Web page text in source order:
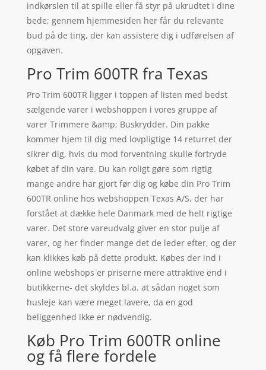
indkørslen til at spille eller få styr på ukrudtet i dine
bede; gennem hjemmesiden her får du relevante
bud på de ting, der kan assistere dig i udførelsen af
opgaven.
Pro Trim 600TR fra Texas
Pro Trim 600TR ligger i toppen af listen med bedst
sælgende varer i webshoppen i vores gruppe af
varer Trimmere &amp; Buskrydder. Din pakke
kommer hjem til dig med lovpligtige 14 returret der
sikrer dig, hvis du mod forventning skulle fortryde
købet af din vare. Du kan roligt gøre som rigtig
mange andre har gjort før dig og købe din Pro Trim
600TR online hos webshoppen Texas A/S, der har
forstået at dække hele Danmark med de helt rigtige
varer. Det store vareudvalg giver en stor pulje af
varer, og her finder mange det de leder efter, og der
kan klikkes køb på dette produkt. Købes der ind i
online webshops er priserne mere attraktive end i
butikkerne- det skyldes bl.a. at sådan noget som
husleje kan være meget lavere, da en god
beliggenhed ikke er nødvendig.
Køb Pro Trim 600TR online
og få flere fordele